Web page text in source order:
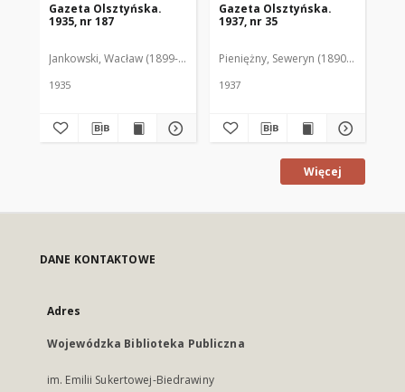
Gazeta Olsztyńska.
1935, nr 187
Jankowski, Wacław (1899-1975). Red.
1935
Gazeta Olsztyńska.
1937, nr 35
Pieniężny, Seweryn (1890-1940). Red.
1937
Więcej
DANE KONTAKTOWE
Adres
Wojewódzka Biblioteka Publiczna
im. Emilii Sukertowej-Biedrawiny